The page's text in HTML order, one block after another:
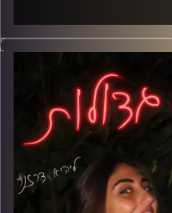
ריב עם עצמך על משהו
יתר, סרטים שרצים
ופחדים שיוצאים רק
להיתקע, ועל הראש
אמיתית.